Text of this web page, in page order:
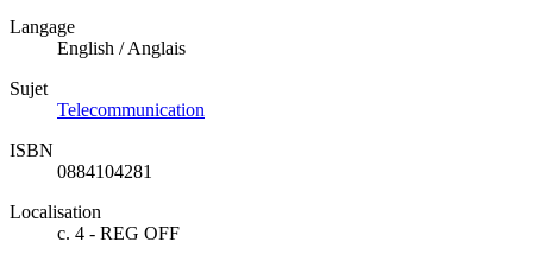
Langage
English / Anglais
Sujet
Telecommunication
ISBN
0884104281
Localisation
c. 4 - REG OFF